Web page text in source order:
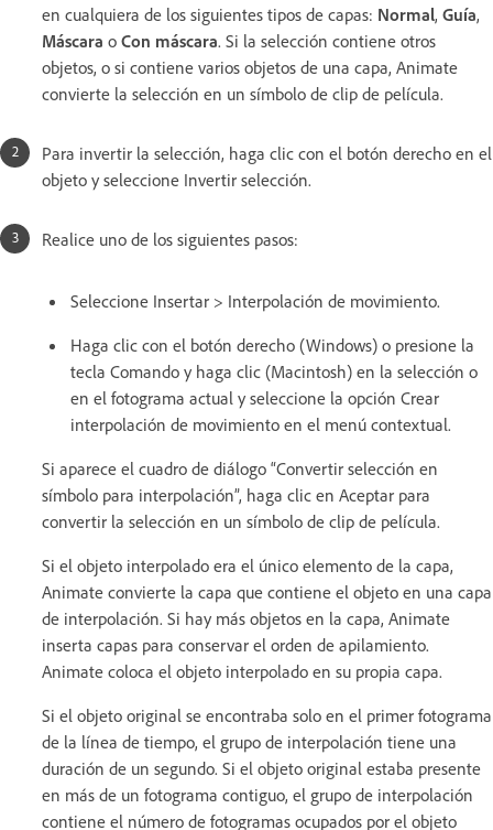
en cualquiera de los siguientes tipos de capas: Normal, Guía,
Máscara o Con máscara. Si la selección contiene otros
objetos, o si contiene varios objetos de una capa, Animate
convierte la selección en un símbolo de clip de película.
Para invertir la selección, haga clic con el botón derecho en el
objeto y seleccione Invertir selección.
Realice uno de los siguientes pasos:
Seleccione Insertar > Interpolación de movimiento.
Haga clic con el botón derecho (Windows) o presione la
tecla Comando y haga clic (Macintosh) en la selección o
en el fotograma actual y seleccione la opción Crear
interpolación de movimiento en el menú contextual.
Si aparece el cuadro de diálogo “Convertir selección en
símbolo para interpolación”, haga clic en Aceptar para
convertir la selección en un símbolo de clip de película.
Si el objeto interpolado era el único elemento de la capa,
Animate convierte la capa que contiene el objeto en una capa
de interpolación. Si hay más objetos en la capa, Animate
inserta capas para conservar el orden de apilamiento.
Animate coloca el objeto interpolado en su propia capa.
Si el objeto original se encontraba solo en el primer fotograma
de la línea de tiempo, el grupo de interpolación tiene una
duración de un segundo. Si el objeto original estaba presente
en más de un fotograma contiguo, el grupo de interpolación
contiene el número de fotogramas ocupados por el objeto